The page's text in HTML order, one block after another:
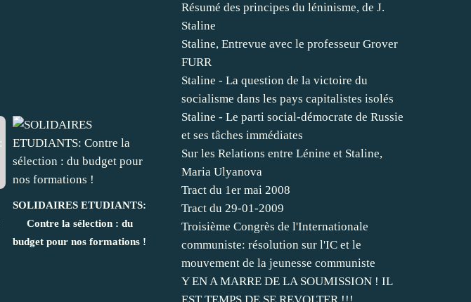
SOLIDAIRES ETUDIANTS:
Contre la sélection : du
budget pour nos formations !
Résumé des principes du léninisme, de J.
Staline
Staline, Entrevue avec le professeur Grover
FURR
Staline - La question de la victoire du
socialisme dans les pays capitalistes isolés
Staline - Le parti social-démocrate de Russie
et ses tâches immédiates
Sur les Relations entre Lénine et Staline,
Maria Ulyanova
Tract du 1er mai 2008
Tract du 29-01-2009
Troisième Congrès de l'Internationale
communiste: résolution sur l'IC et le
mouvement de la jeunesse communiste
Y EN A MARRE DE LA SOUMISSION ! IL